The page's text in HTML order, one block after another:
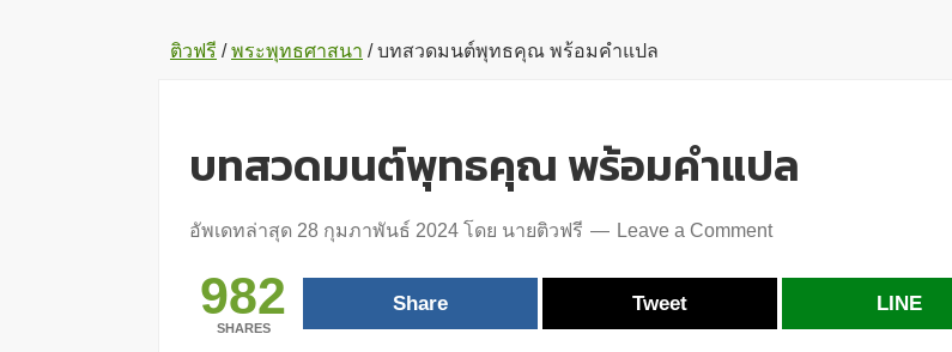
ติวฟรี / พระพุทธศาสนา /บทสวดมนต์พุทธคุณ พร้อมคำแปล
บทสวดมนต์พุทธคุณ พร้อมคำแปล
อัพเดทล่าสุด 28 กุมภาพันธ์ 2024 โดย นายติวฟรี Leave a Comment
982
SHARES
Share Tweet LINE